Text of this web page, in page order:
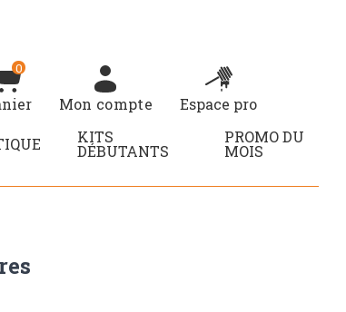
0
Mon compte Espace pro
KITS
DÉBUTANTS
PROMO DU
MOIS